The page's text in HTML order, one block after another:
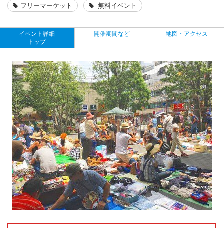
フリーマーケット 無料イベント
イベント詳細
トップ
開催期間など 地図・アクセス